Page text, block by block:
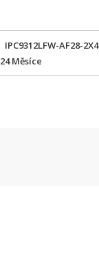
IPC9312LFW-AF28-2X4
24 Měsíce